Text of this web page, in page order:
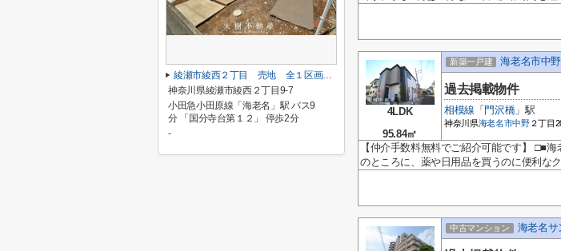
4LDK
95.84㎡
新築一戸建 海老名市中
過去掲載物件
相模線 「 門沢橋」駅
神奈川県海老名市中野２丁目
【仲介手数料無料でご紹介可能です】 □■
のところに、薬や日用品を買うのに便利な
中古マンション 海老名
綾瀬市綾西２丁目 売地 全１区画【仲介手数料無料】
神奈川県綾瀬市綾西２丁目9-7
小田急小田原線「海老名」駅 バス9
分 「国分寺台第１２」 停歩2分
-